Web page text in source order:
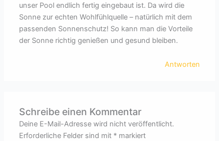
unser Pool endlich fertig eingebaut ist. Da wird die
Sonne zur echten Wohlfühlquelle – natürlich mit dem
passenden Sonnenschutz! So kann man die Vorteile
der Sonne richtig genießen und gesund bleiben.
Antworten
Schreibe einen Kommentar
Deine E-Mail-Adresse wird nicht veröffentlicht.
Erforderliche Felder sind mit * markiert